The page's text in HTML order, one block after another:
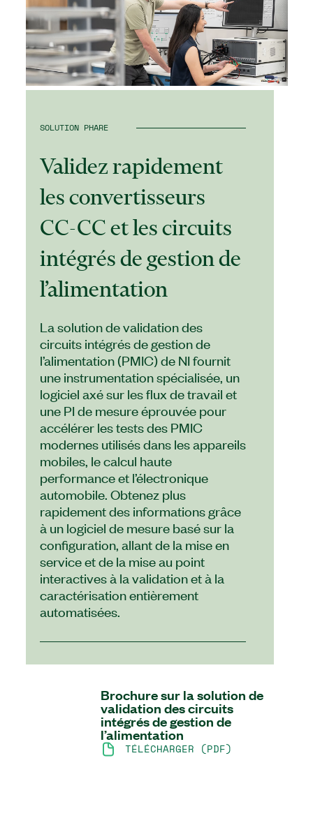
SOLUTION PHARE
Validez rapidement
les convertisseurs
CC-CC et les circuits
intégrés de gestion de
l’alimentation
La solution de validation des
circuits intégrés de gestion de
l’alimentation (PMIC) de NI fournit
une instrumentation spécialisée, un
logiciel axé sur les flux de travail et
une PI de mesure éprouvée pour
accélérer les tests des PMIC
modernes utilisés dans les appareils
mobiles, le calcul haute
performance et l’électronique
automobile. Obtenez plus
rapidement des informations grâce
à un logiciel de mesure basé sur la
configuration, allant de la mise en
service et de la mise au point
interactives à la validation et à la
caractérisation entièrement
automatisées.
Brochure sur la solution de
validation des circuits
intégrés de gestion de
l’alimentation
TÉLÉCHARGER (PDF)